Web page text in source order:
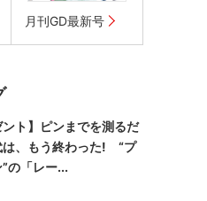
月刊GD最新号
ント】ピンまでを測るだ
は、もう終わった! “プ
の「レー...